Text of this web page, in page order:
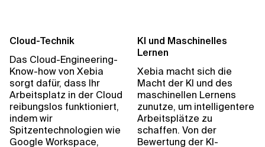
Cloud-Technik
Das Cloud-Engineering-
Know-how von Xebia
sorgt dafür, dass Ihr
Arbeitsplatz in der Cloud
reibungslos funktioniert,
indem wir
Spitzentechnologien wie
Google Workspace,
KI und Maschinelles
Lernen
Xebia macht sich die
Macht der KI und des
maschinellen Lernens
zunutze, um intelligentere
Arbeitsplätze zu
schaffen. Von der
Bewertung der KI-